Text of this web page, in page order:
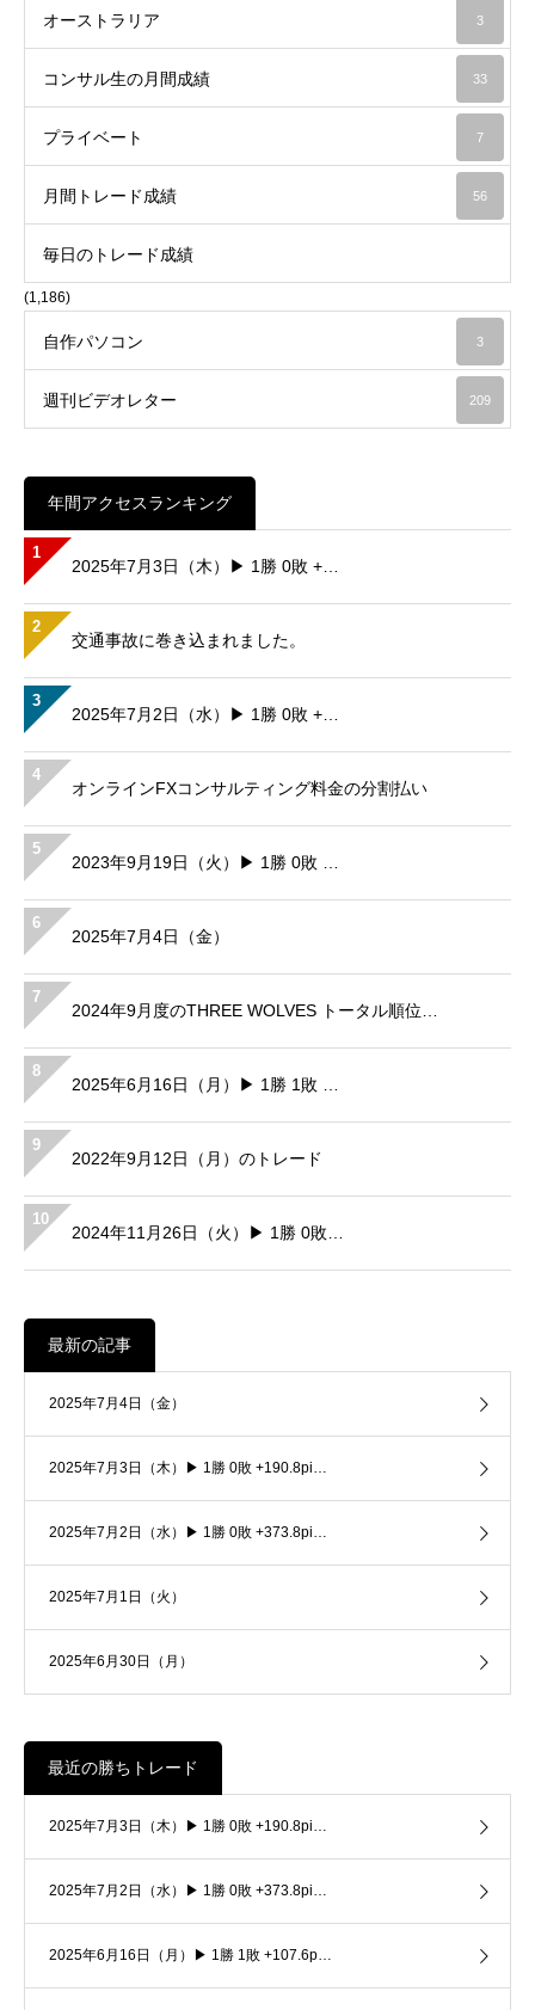
オーストラリア 3
コンサル生の月間成績 33
プライベート 7
月間トレード成績 56
毎日のトレード成績
(1,186)
自作パソコン 3
週刊ビデオレター 209
年間アクセスランキング
1
2025年7月3日（木）▶ 1勝 0敗 +…
2
交通事故に巻き込まれました。
3
2025年7月2日（水）▶ 1勝 0敗 +…
4
オンラインFXコンサルティング料金の分割払い
5
2023年9月19日（火）▶ 1勝 0敗 …
6
2025年7月4日（金）
7
2024年9月度のTHREE WOLVES トータル順位…
8
2025年6月16日（月）▶ 1勝 1敗 …
9
2022年9月12日（月）のトレード
10
2024年11月26日（火）▶ 1勝 0敗…
最新の記事
2025年7月4日（金）
2025年7月3日（木）▶ 1勝 0敗 +190.8pi…
2025年7月2日（水）▶ 1勝 0敗 +373.8pi…
2025年7月1日（火）
2025年6月30日（月）
最近の勝ちトレード
2025年7月3日（木）▶ 1勝 0敗 +190.8pi…
2025年7月2日（水）▶ 1勝 0敗 +373.8pi…
2025年6月16日（月）▶ 1勝 1敗 +107.6p…